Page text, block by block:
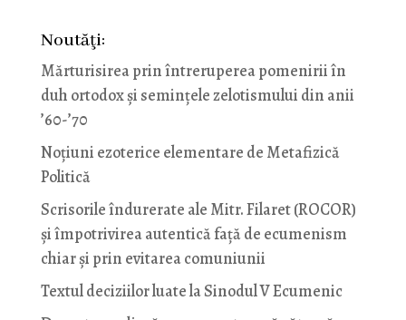
Noutăţi:
Mărturisirea prin întreruperea pomenirii în
duh ortodox și semințele zelotismului din anii
’60-’70
Noţiuni ezoterice elementare de Metafizică
Politică
Scrisorile îndurerate ale Mitr. Filaret (ROCOR)
și împotrivirea autentică față de ecumenism
chiar și prin evitarea comuniunii
Textul deciziilor luate la Sinodul V Ecumenic